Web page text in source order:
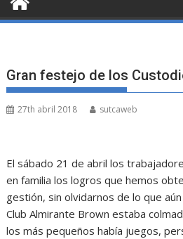
Gran festejo de los
27th abril 2018 sutcaweb
El sábado 21 de abril los
en familia los logros que hemos
gestión, sin olvidarnos de lo que
Club Almirante Brown estaba
los más pequeños había juegos,